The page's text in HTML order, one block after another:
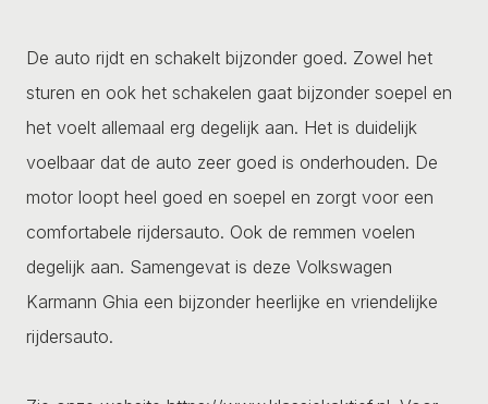
De auto rijdt en schakelt bijzonder goed. Zowel het
sturen en ook het schakelen gaat bijzonder soepel en
het voelt allemaal erg degelijk aan. Het is duidelijk
voelbaar dat de auto zeer goed is onderhouden. De
motor loopt heel goed en soepel en zorgt voor een
comfortabele rijdersauto. Ook de remmen voelen
degelijk aan. Samengevat is deze Volkswagen
Karmann Ghia een bijzonder heerlijke en vriendelijke
rijdersauto.